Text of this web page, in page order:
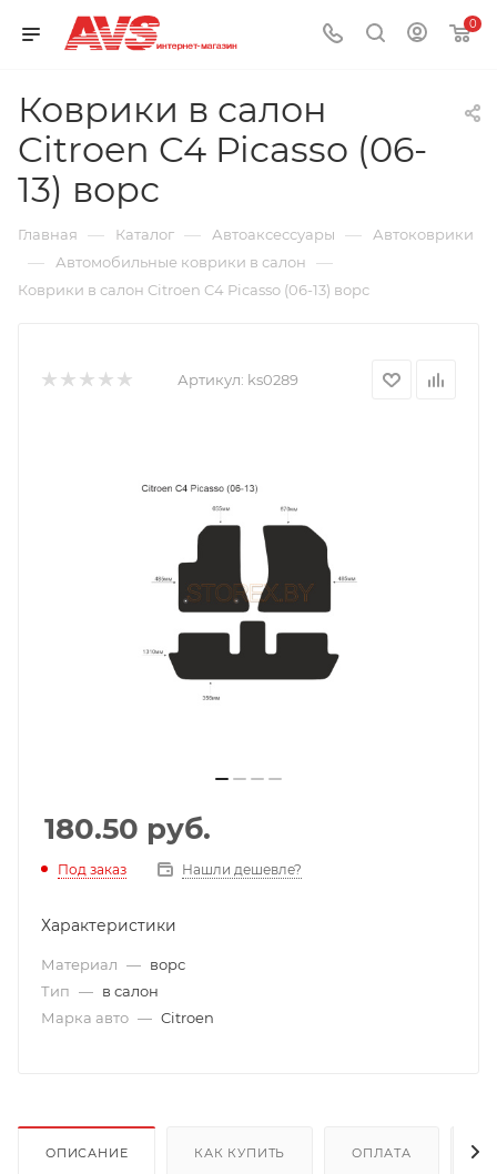
0
Коврики в салон
Citroen C4 Picasso (06-
13) ворс
Главная — Каталог — Автоаксессуары — Автоковрики
— Автомобильные коврики в салон —
Коврики в салон Citroen C4 Picasso (06-13) ворс
Артикул: ks0289
180.50 руб.
Под заказ Нашли дешевле?
Характеристики
Материал — ворс
Тип — в салон
Марка авто — Citroen
ОПИСАНИЕ КАК КУПИТЬ ОПЛАТА